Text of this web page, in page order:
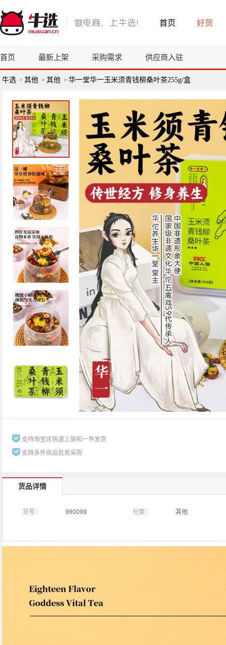
首页 好货
首页 最新上架 采购需求 供应商入驻
牛选 > 其他 > 其他 > 华一堂华一玉米须青钱柳桑叶茶255g/盒
支持淘宝店快速上架和一件发货
支持多件商品批发采购
货品详情
货号： 990099 分类： 其他